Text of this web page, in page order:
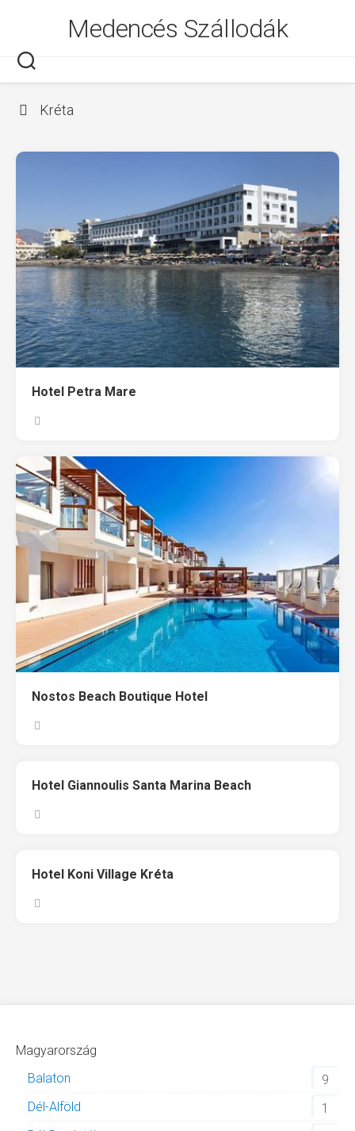
Medencés Szállodák
Kréta
Hotel Petra Mare
Nostos Beach Boutique Hotel
Hotel Giannoulis Santa Marina Beach
Hotel Koni Village Kréta
Magyarország
Balaton
9
Dél-Alföld
1